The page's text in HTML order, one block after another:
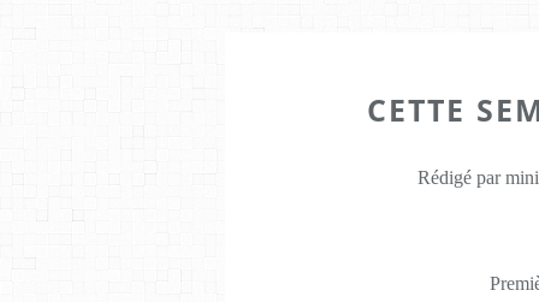
CETTE
Rédigé par